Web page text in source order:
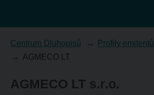
Centrum Dluhopisů
Profily emitentů
AGMECO LT
AGMECO LT s.r.o.